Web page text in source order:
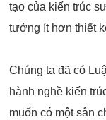
tạo của kiến trúc
tưởng ít hơn thiết
Chúng ta đã có
hành nghề kiến
muốn có một sân